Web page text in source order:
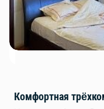
Комфортная